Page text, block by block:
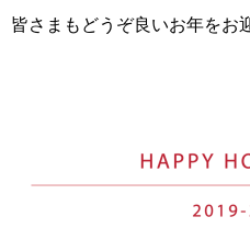
皆さまもどうぞ良いお年をお